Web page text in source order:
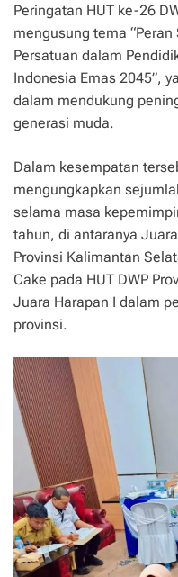
Peringatan HUT ke-26
mengusung tema
Persatuan dalam
Indonesia Emas 2045”,
dalam mendukung
generasi muda.
Dalam kesempatan
mengungkapkan
selama masa
tahun, di antaranya
Provinsi Kalimantan
Cake pada HUT DWP
Juara Harapan I dalam
provinsi.